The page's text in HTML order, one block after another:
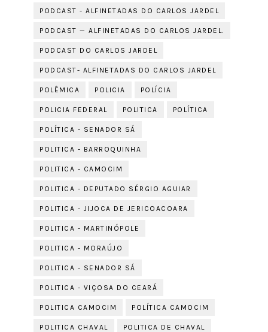
PODCAST - ALFINETADAS DO CARLOS JARDEL
PODCAST — ALFINETADAS DO CARLOS JARDEL.
PODCAST DO CARLOS JARDEL
PODCAST- ALFINETADAS DO CARLOS JARDEL
POLÊMICA POLICIA POLÍCIA
POLICIA FEDERAL POLITICA POLÍTICA
POLÍTICA - SENADOR SÁ
POLITICA - BARROQUINHA
POLITICA - CAMOCIM
POLITICA - DEPUTADO SÉRGIO AGUIAR
POLITICA - JIJOCA DE JERICOACOARA
POLITICA - MARTINÓPOLE
POLITICA - MORAÚJO
POLITICA - SENADOR SÁ
POLITICA - VIÇOSA DO CEARÁ
POLITICA CAMOCIM POLÍTICA CAMOCIM
POLITICA CHAVAL POLITICA DE CHAVAL